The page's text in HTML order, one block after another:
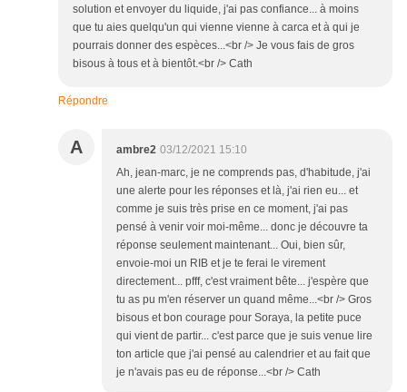
solution et envoyer du liquide, j'ai pas confiance... à moins
que tu aies quelqu'un qui vienne vienne à carca et à qui je
pourrais donner des espèces...<br /> Je vous fais de gros
bisous à tous et à bientôt.<br /> Cath
Répondre
A ambre2 03/12/2021 15:10
Ah, jean-marc, je ne comprends pas, d'habitude, j'ai
une alerte pour les réponses et là, j'ai rien eu... et
comme je suis très prise en ce moment, j'ai pas
pensé à venir voir moi-même... donc je découvre ta
réponse seulement maintenant... Oui, bien sûr,
envoie-moi un RIB et je te ferai le virement
directement... pfff, c'est vraiment bête... j'espère que
tu as pu m'en réserver un quand même...<br /> Gros
bisous et bon courage pour Soraya, la petite puce
qui vient de partir... c'est parce que je suis venue lire
ton article que j'ai pensé au calendrier et au fait que
je n'avais pas eu de réponse...<br /> Cath